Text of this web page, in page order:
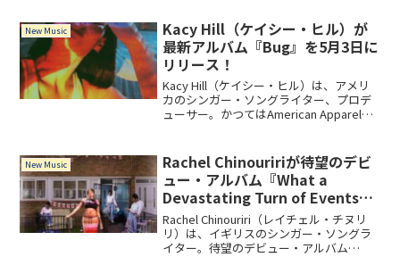
4（P4）』には、「L o s e M y M i n d」
「H e r O l d F r i e n d s」を含む全14曲を
収録。
New Music
Kacy Hill（ケイシー・ヒル）が
最新アルバム『Bug』を5月3日に
リリース！
Kacy Hill（ケイシー・ヒル）は、アメリ
カのシンガー・ソングライター、プロデ
ューサー。かつてはAmerican Apparelの
へのラブソングだという「You Know I
Love You Still」を含む全10曲を収録。
New Music
Rachel Chinouririが待望のデビ
ュー・アルバム『What a
Devastating Turn of Events』
をリリース！
Rachel Chinouriri（レイチェル・チヌリ
リ）は、イギリスのシンガー・ソングラ
イター。待望のデビュー・アルバム